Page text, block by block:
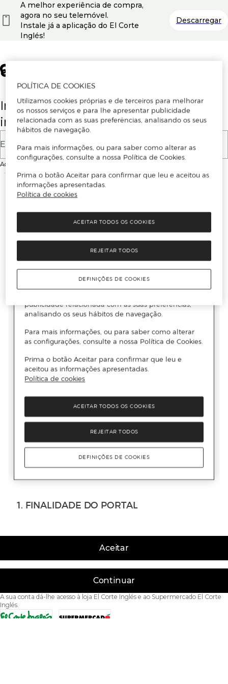
Insira o seu email para se registar ou
iniciar sessão.
E-mail
Ao continuar, aceitas as
Aceitar
Continuar
A sua conta dá-lhe acesso à loja El Corte Inglés e ao Supermercado El Corte
Inglés.
A melhor experiência de compra,
agora no seu telemóvel.
Instale já a aplicação do El Corte
Inglés!
Descarregar
POLÍTICA DE COOKIES
Utilizamos cookies próprias e de terceiros para melhorar
os nossos serviços e para lhe apresentar publicidade
relacionada com as suas preferências, analisando os seus
hábitos de navegação.
Para mais informações, ou para saber como alterar as
configurações, consulte a nossa Política de Cookies.
Prima o botão Aceitar para confirmar que leu e aceitou as
informações apresentadas.
Política de cookies
REJEITAR TODOS
ACEITAR TODOS OS COOKIES
DEFINIÇÕES DE COOKIES